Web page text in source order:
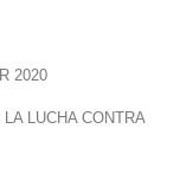
2020
LUCHA CONTRA